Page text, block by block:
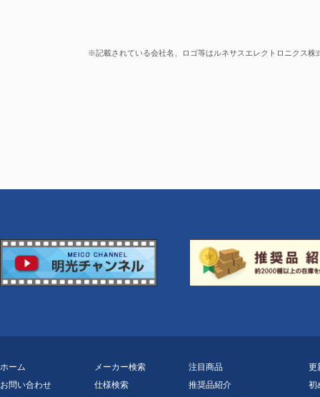
※記載されている会社名、ロゴ等はルネサスエレクトロニクス株
ホーム
お問い合わせ
メーカー検索
仕様検索
注目商品
推奨品紹介
更
初